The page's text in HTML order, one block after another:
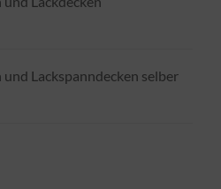
und Lackspanndecken selber